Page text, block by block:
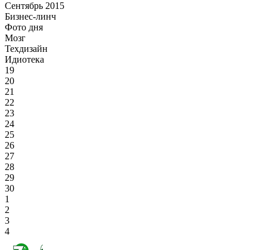
Сентябрь 2015
Бизнес-линч
Фото дня
Мозг
Техдизайн
Идиотека
19
20
21
22
23
24
25
26
27
28
29
30
1
2
3
4